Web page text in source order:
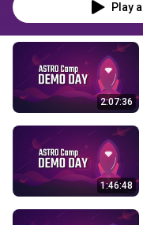
Play all
2:07:36
1:46:48